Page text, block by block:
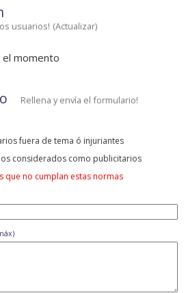
usuarios! (Actualizar)
momento
Rellena y envía el formulario!
fuera de tema ó injuriantes
considerados como publicitarios
que no cumplan estas normas